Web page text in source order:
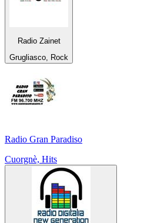
Radio Zainet
Grugliasco, Rock
Radio Gran Paradiso
Cuorgnè, Hits